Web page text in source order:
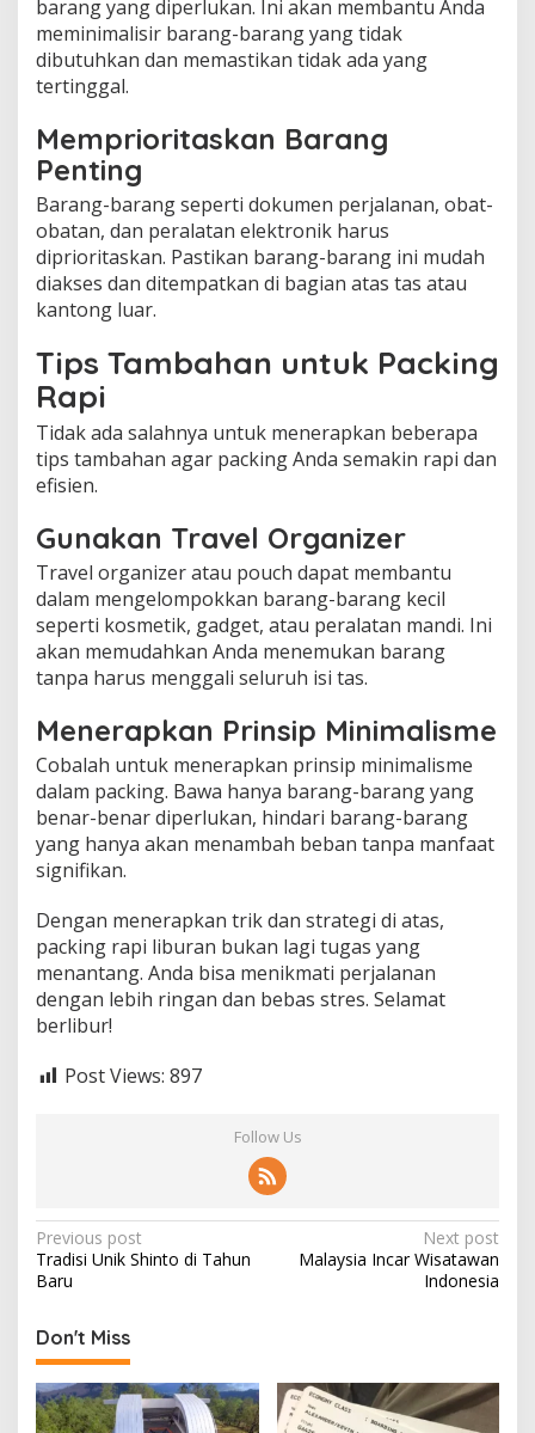
barang yang diperlukan. Ini akan membantu Anda
meminimalisir barang-barang yang tidak
dibutuhkan dan memastikan tidak ada yang
tertinggal.
Memprioritaskan Barang
Penting
Barang-barang seperti dokumen perjalanan, obat-
obatan, dan peralatan elektronik harus
diprioritaskan. Pastikan barang-barang ini mudah
diakses dan ditempatkan di bagian atas tas atau
kantong luar.
Tips Tambahan untuk Packing
Rapi
Tidak ada salahnya untuk menerapkan beberapa
tips tambahan agar packing Anda semakin rapi dan
efisien.
Gunakan Travel Organizer
Travel organizer atau pouch dapat membantu
dalam mengelompokkan barang-barang kecil
seperti kosmetik, gadget, atau peralatan mandi. Ini
akan memudahkan Anda menemukan barang
tanpa harus menggali seluruh isi tas.
Menerapkan Prinsip Minimalisme
Cobalah untuk menerapkan prinsip minimalisme
dalam packing. Bawa hanya barang-barang yang
benar-benar diperlukan, hindari barang-barang
yang hanya akan menambah beban tanpa manfaat
signifikan.
Dengan menerapkan trik dan strategi di atas,
packing rapi liburan bukan lagi tugas yang
menantang. Anda bisa menikmati perjalanan
dengan lebih ringan dan bebas stres. Selamat
berlibur!
Post Views: 897
Follow Us
Post
navigation
Previous post
Tradisi Unik Shinto di Tahun
Baru
Next post
Malaysia Incar Wisatawan
Indonesia
Don't Miss